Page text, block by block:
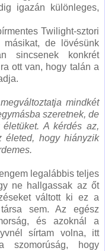
igazán különleges,
Twilight-sztori
de lövésünk
sincsenek konkrét
ott van, hogy talán a
mindkét
szeretnek, de
A kérdés az,
életed, hogy hiányzik
legalábbis teljes
ne hallgassak az őt
váltott ki ez a
sem. Az egész
és azoknál a
sírtam volna, itt
szomorúság, hogy